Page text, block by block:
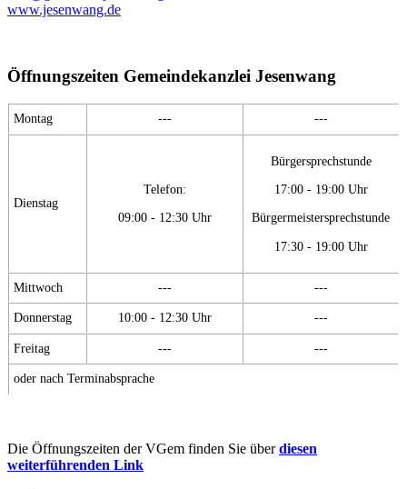
www.jesenwang.de
Öffnungszeiten Gemeindekanzlei Jesenwang
Montag --- ---
Dienstag
Telefon:
09:00 - 12:30 Uhr
Bürgersprechstunde
17:00 - 19:00 Uhr
Bürgermeistersprechstunde
17:30 - 19:00 Uhr
Mittwoch --- ---
Donnerstag 10:00 - 12:30 Uhr ---
Freitag --- ---
oder nach Terminabsprache
Die Öffnungszeiten der VGem finden Sie überdiesen
weiterführenden Link